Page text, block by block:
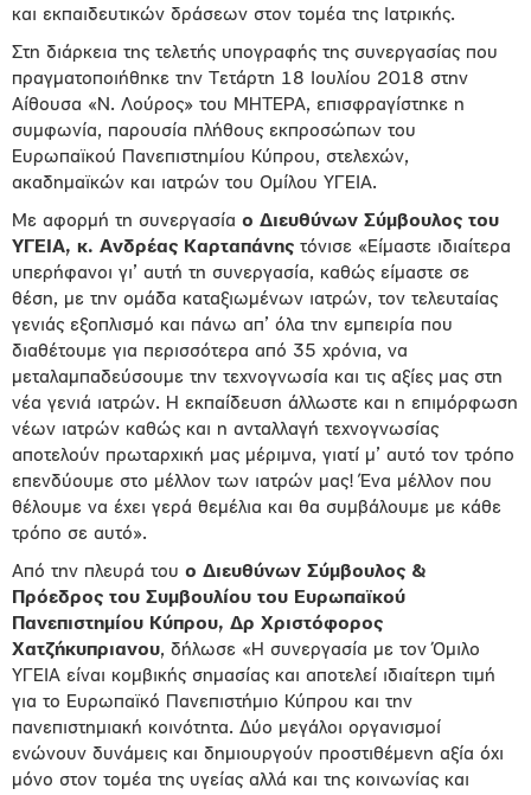
και εκπαιδευτικών δράσεων στον τομέα της Ιατρικής.
Στη διάρκεια της τελετής υπογραφής της συνεργασίας που
πραγματοποιήθηκε την Τετάρτη 18 Ιουλίου 2018 στην
Αίθουσα «Ν. Λούρος» του ΜΗΤΕΡΑ, επισφραγίστηκε η
συμφωνία, παρουσία πλήθους εκπροσώπων του
Ευρωπαϊκού Πανεπιστημίου Κύπρου, στελεχών,
ακαδημαϊκών και ιατρών του Ομίλου ΥΓΕΙΑ.
Με αφορμή τη συνεργασία ο Διευθύνων Σύμβουλος του
ΥΓΕΙΑ, κ. Ανδρέας Καρταπάνης τόνισε «Είμαστε ιδιαίτερα
υπερήφανοι γι’ αυτή τη συνεργασία, καθώς είμαστε σε
θέση, με την ομάδα καταξιωμένων ιατρών, τον τελευταίας
γενιάς εξοπλισμό και πάνω απ’ όλα την εμπειρία που
διαθέτουμε για περισσότερα από 35 χρόνια, να
μεταλαμπαδεύσουμε την τεχνογνωσία και τις αξίες μας στη
νέα γενιά ιατρών. Η εκπαίδευση άλλωστε και η επιμόρφωση
νέων ιατρών καθώς και η ανταλλαγή τεχνογνωσίας
αποτελούν πρωταρχική μας μέριμνα, γιατί μ’ αυτό τον τρόπο
επενδύουμε στο μέλλον των ιατρών μας! Ένα μέλλον που
θέλουμε να έχει γερά θεμέλια και θα συμβάλουμε με κάθε
τρόπο σε αυτό».
Από την πλευρά του ο Διευθύνων Σύμβουλος &
Πρόεδρος του Συμβουλίου του Ευρωπαϊκού
Πανεπιστημίου Κύπρου, Δρ Χριστόφορος
Χατζήκυπριανου, δήλωσε «Η συνεργασία με τον Όμιλο
ΥΓΕΙΑ είναι κομβικής σημασίας και αποτελεί ιδιαίτερη τιμή
για το Ευρωπαϊκό Πανεπιστήμιο Κύπρου και την
πανεπιστημιακή κοινότητα. Δύο μεγάλοι οργανισμοί
ενώνουν δυνάμεις και δημιουργούν προστιθέμενη αξία όχι
μόνο στον τομέα της υγείας αλλά και της κοινωνίας και